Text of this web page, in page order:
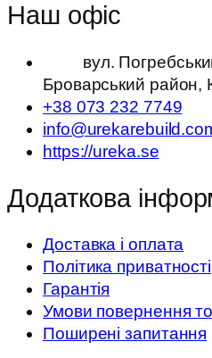
Наш офіс
вул.
Броварський район,
+38 073 232 7749
https://ureka.se
Додаткова
Доставка і оплата
Політика приватності
Гарантія
Умови повернення
Поширені запитання